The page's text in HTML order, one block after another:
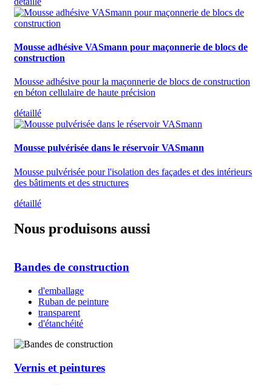
Mousse adhésive VASmann pour maçonnerie de blocs de
construction
Mousse adhésive pour la maçonnerie de blocs de construction
en béton cellulaire de haute précision
détaillé
Mousse pulvérisée dans le réservoir VASmann
Mousse pulvérisée pour l'isolation des façades et des intérieurs
des bâtiments et des structures
détaillé
Nous produisons aussi
Bandes de construction
d'emballage
Ruban de peinture
transparent
d'étanchéité
Vernis et peintures